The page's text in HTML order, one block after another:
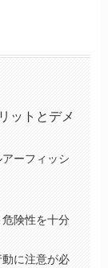
ットとデメ
ーフィッシ
険性を十分
に注意が必